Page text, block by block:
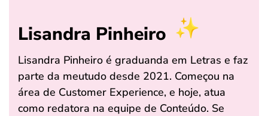
Lisandra Pinheiro
Lisandra Pinheiro é graduanda em Letras e faz
parte da meutudo desde 2021. Começou na
área de Customer Experience, e hoje, atua
como redatora na equipe de Conteúdo. Se